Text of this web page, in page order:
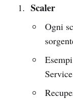
Scaler
Ogni